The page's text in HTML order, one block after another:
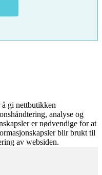
gi nettbutikken
analyse og
er nødvendige for at
blir brukt til
av websiden.